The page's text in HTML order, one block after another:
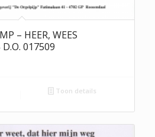
– HEER, WEES
017509
Toon details